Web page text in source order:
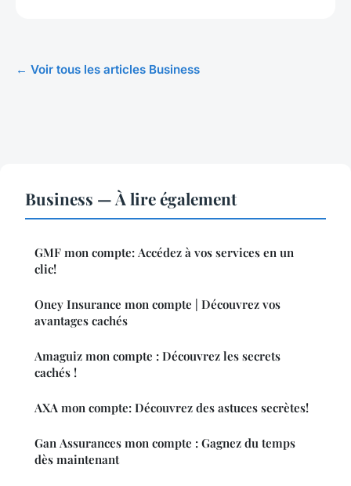
← Voir tous les articles Business
Business — À lire également
GMF mon compte: Accédez à vos services en un
clic!
Oney Insurance mon compte | Découvrez vos
avantages cachés
Amaguiz mon compte : Découvrez les secrets
cachés !
AXA mon compte: Découvrez des astuces secrètes!
Gan Assurances mon compte : Gagnez du temps
dès maintenant